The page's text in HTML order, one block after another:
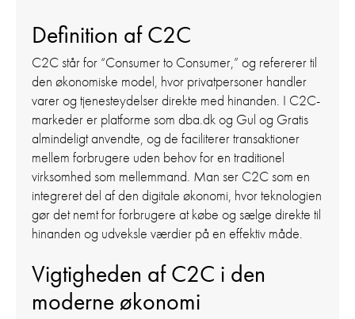
Definition af C2C
C2C står for “Consumer to Consumer,” og refererer til
den økonomiske model, hvor privatpersoner handler
varer og tjenesteydelser direkte med hinanden. I C2C-
markeder er platforme som dba.dk og Gul og Gratis
almindeligt anvendte, og de faciliterer transaktioner
mellem forbrugere uden behov for en traditionel
virksomhed som mellemmand. Man ser C2C som en
integreret del af den digitale økonomi, hvor teknologien
gør det nemt for forbrugere at købe og sælge direkte til
hinanden og udveksle værdier på en effektiv måde.
Vigtigheden af C2C i den
moderne økonomi